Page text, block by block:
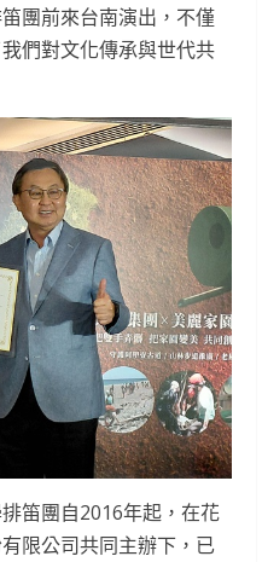
團前來台南演出，不僅
們對文化傳承與世代共
笛團自2016年起，在花
限公司共同主辦下，已